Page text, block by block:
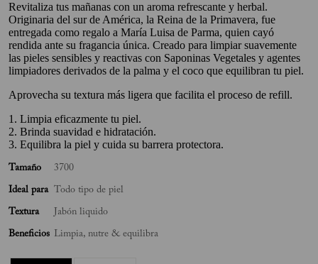
Revitaliza tus mañanas con un aroma refrescante y herbal.
Originaria del sur de América, la Reina de la Primavera, fue
entregada como regalo a María Luisa de Parma, quien cayó
rendida ante su fragancia única. Creado para limpiar suavemente
las pieles sensibles y reactivas con Saponinas Vegetales y agentes
limpiadores derivados de la palma y el coco que equilibran tu piel.
Aprovecha su textura más ligera que facilita el proceso de refill.
1. Limpia eficazmente tu piel.
2. Brinda suavidad e hidratación.
3. Equilibra la piel y cuida su barrera protectora.
Tamaño 3700
Ideal para Todo tipo de piel
Textura Jabón liquido
Beneficios Limpia, nutre & equilibra
6. Kits
7. Desodorante
8. Jabón Cuerpo
10